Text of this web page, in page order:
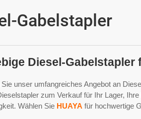
Gabelstapler
Diesel-
unser umfangreiches Angebot an
zum Verkauf für Ihr Lager,
Wählen Sie HUAYA für hochwertige